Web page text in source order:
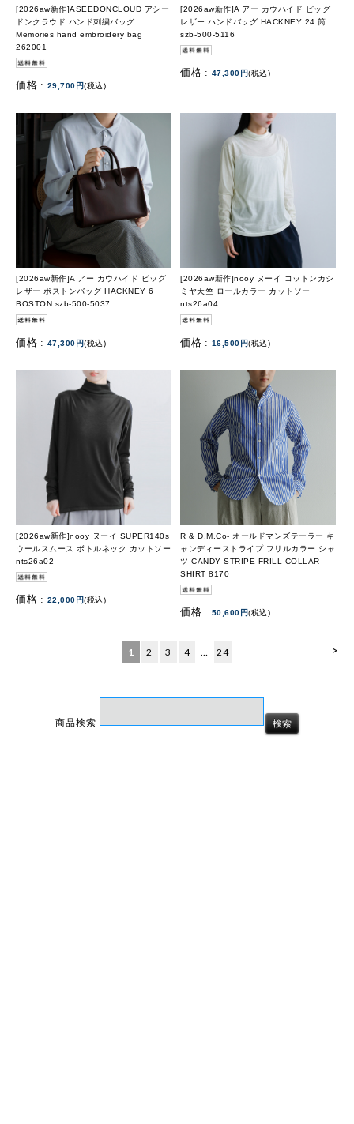
[2026aw新作]ASEEDONCLOUD アシー
ドンクラウド ハンド刺繍バッグ
Memories hand embroidery bag
262001
価格 : 29,700円(税込)
[2026aw新作]A アー カウハイド ピッグ
レザー ハンドバッグ HACKNEY 24 筒
szb-500-5116
価格 : 47,300円(税込)
[2026aw新作]A アー カウハイド ピッグ
レザー ボストンバッグ HACKNEY 6
BOSTON szb-500-5037
価格 : 47,300円(税込)
[2026aw新作]nooy ヌーイ コットンカシ
ミヤ天竺 ロールカラー カットソー
nts26a04
価格 : 16,500円(税込)
[2026aw新作]nooy ヌーイ SUPER140s
ウールスムース ボトルネック カットソー
nts26a02
価格 : 22,000円(税込)
R & D.M.Co- オールドマンズテーラー キ
ャンディーストライプ フリルカラー シャ
ツ CANDY STRIPE FRILL COLLAR
SHIRT 8170
価格 : 50,600円(税込)
>
1 2 3 4 … 24
商品検索